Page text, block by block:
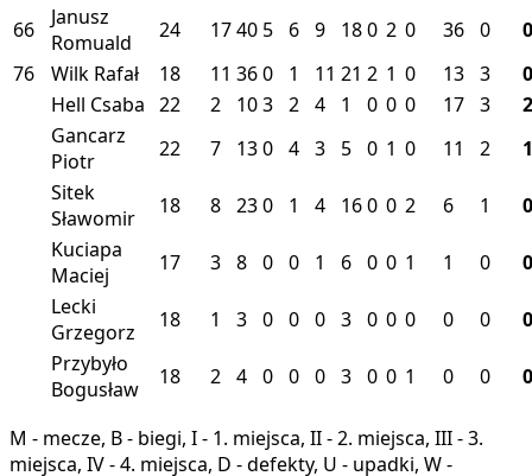
66
Janusz
Romuald
24 1740 5 6 9 180 2 0 36 0
76
Wilk Rafał 18 11 360 1 11 21 2 1 0 13 3
Hell Csaba 22 2 103 2 4 1 0 0 0 17 3
Gancarz
Piotr
22 7 130 4 3 5 0 1 0 11 2
Sitek
Sławomir
18 8 230 1 4 160 0 2 6 1
Kuciapa
Maciej
17 3 8 0 0 1 6 0 0 1 1 0
Lecki
Grzegorz
18 1 3 0 0 0 3 0 0 0 0 0
Przybyło
Bogusław
18 2 4 0 0 0 3 0 0 1 0 0
M - mecze, B - biegi, I - 1. miejsca, II - 2. miejsca, III - 3.
miejsca, IV - 4. miejsca, D - defekty, U - upadki, W -